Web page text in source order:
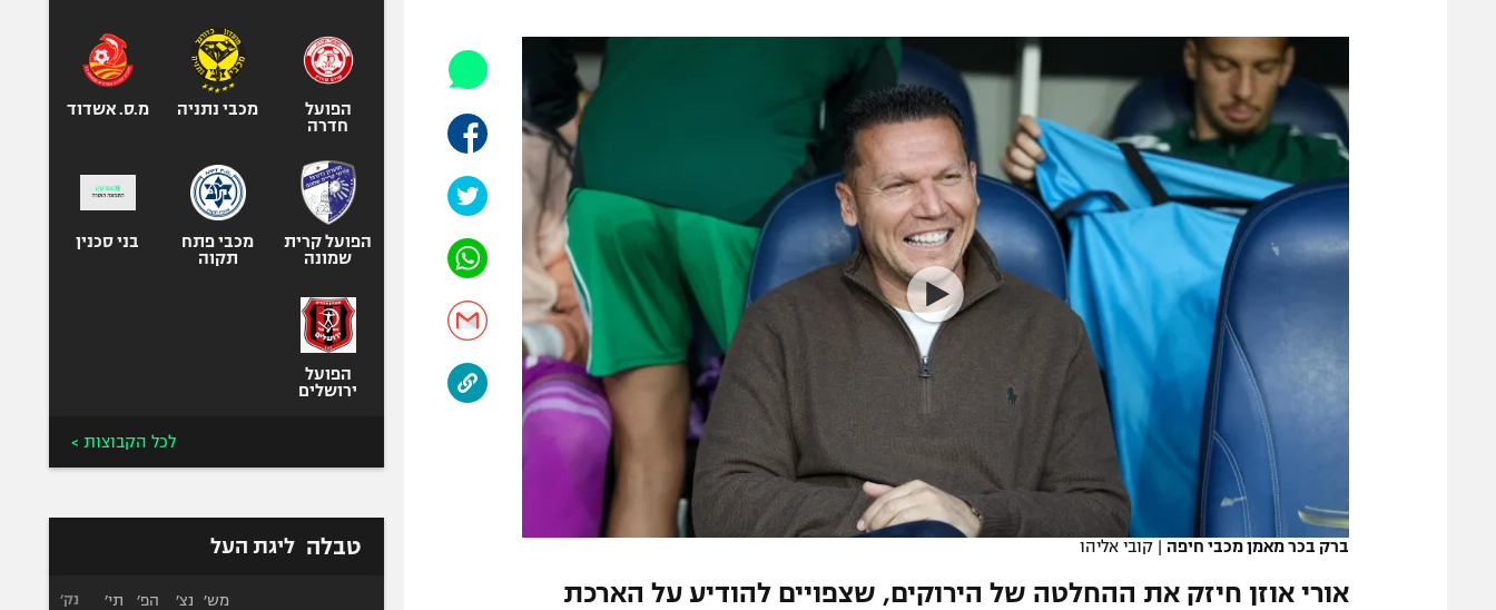
תקנון משתתפים וזוכים בפרסים
תקנון עבור פעילות אלקטרה
תקנון עבור פעילות ספורט 1 – "מרלן"
טניס
תנאי שימוש
תקנון פעילות ספורט 1
רשיון להקרנה פומבית לבית עסק
הצטרפות לחבילת הערוצים
לוח דרושים – ג'ובנט
המגזין
הפועל תל אביב
הפועל חיפה
הפועל באר שבע
מכבי נתניה
בני יהודה
ליגה סינית
ליגה ברזילאית
ליגות נוספות
אופניים
ספורט מוטורי
כדורמים
בייסבול MLB
ספורט אתגרי
אומנויות לחימה
ברק בכר מאמן מכבי חיפה | קובי אליהו
אורי אוזן חיזק את ההחלטה של הירוקים, שצפויים להודיע על הארכת
הפועל
חדרה
מכבי נתניה מ.ס. אשדוד
הפועל קרית
שמונה
מכבי פתח
תקוה
בני סכנין
הפועל
ירושלים
לכל הקבוצות >
טבלה ליגת העל
מש׳ נצ׳ הפ׳ תי׳ נק׳